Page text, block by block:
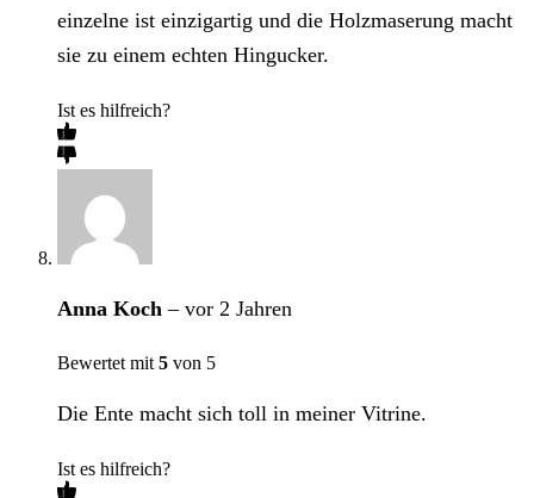
einzelne ist einzigartig und die Holzmaserung macht
sie zu einem echten Hingucker.
Ist es hilfreich?
Anna Koch– vor 2 Jahren
Bewertet mit5 von 5
Die Ente macht sich toll in meiner Vitrine.
Ist es hilfreich?